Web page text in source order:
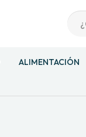
ALIMENTACIÓN